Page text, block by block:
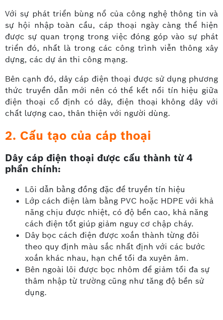
Với sự phát triển bùng nổ của công nghệ thông tin và
sự hội nhập toàn cầu, cáp thoại ngày càng thể hiện
được sự quan trọng trong việc đóng góp vào sự phát
triển đó, nhất là trong các công trình viễn thông xây
dựng, các dự án thi công mạng.
Bên cạnh đó, dây cáp điện thoại được sử dụng phương
thức truyền dẫn mới nên có thể kết nối tín hiệu giữa
điện thoại cố định có dây, điện thoại không dây với
chất lượng cao, thân thiện với người dùng.
2. Cấu tạo của cáp thoại
Dây cáp điện thoại được cấu thành từ 4
phần chính:
Lõi dẫn bằng đồng đặc để truyền tín hiệu
Lớp cách điện làm bằng PVC hoặc HDPE với khả
năng chịu được nhiệt, có độ bền cao, khả năng
cách điện tốt giúp giảm nguy cơ chập cháy.
Dây bọc cách điện được xoắn thành từng đôi
theo quy định màu sắc nhất định với các bước
xoắn khác nhau, hạn chế tối đa xuyên âm.
Bên ngoài lõi được bọc nhôm để giảm tối đa sự
thâm nhập từ trường cũng như tăng độ bền sử
dụng.